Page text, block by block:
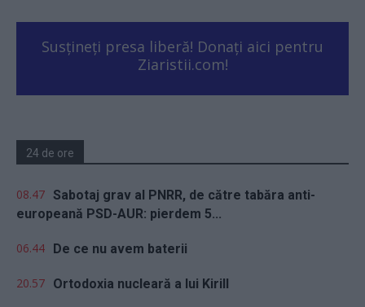
Susțineți presa liberă! Donați aici pentru
Ziaristii.com!
24 de ore
08.47 Sabotaj grav al PNRR, de către tabăra anti-
europeană PSD-AUR: pierdem 5...
06.44 De ce nu avem baterii
20.57 Ortodoxia nucleară a lui Kirill